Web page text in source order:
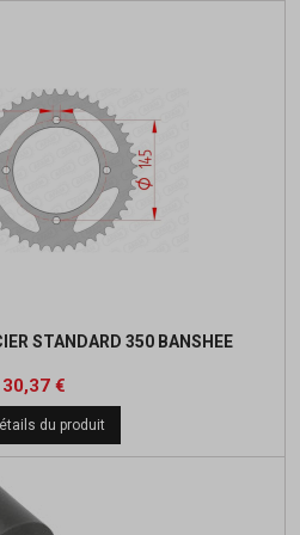
STANDARD 350 BANSHEE
Prix
30,37 €
base
du produit